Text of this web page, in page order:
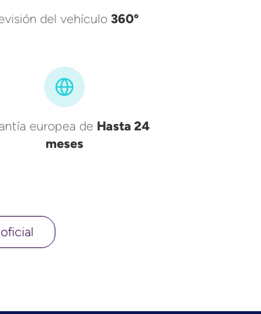
del vehículo360º
europea de Hasta 24
meses